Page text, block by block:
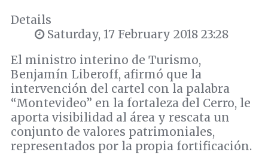
Details
Saturday, 17 February 2018 23:28
El ministro interino de Turismo,
Benjamín Liberoff, afirmó que la
intervención del cartel con la palabra
“Montevideo” en la fortaleza del Cerro, le
aporta visibilidad al área y rescata un
conjunto de valores patrimoniales,
representados por la propia fortificación.